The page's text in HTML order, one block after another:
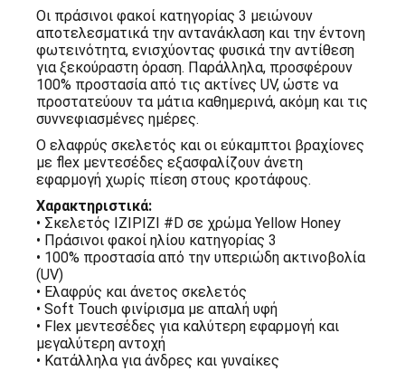
Οι πράσινοι φακοί κατηγορίας 3 μειώνουν
αποτελεσματικά την αντανάκλαση και την έντονη
φωτεινότητα, ενισχύοντας φυσικά την αντίθεση
για ξεκούραστη όραση. Παράλληλα, προσφέρουν
100% προστασία από τις ακτίνες UV, ώστε να
προστατεύουν τα μάτια καθημερινά, ακόμη και τις
συννεφιασμένες ημέρες.
Ο ελαφρύς σκελετός και οι εύκαμπτοι βραχίονες
με flex μεντεσέδες εξασφαλίζουν άνετη
εφαρμογή χωρίς πίεση στους κροτάφους.
Χαρακτηριστικά:
• Σκελετός IZIPIZI #D σε χρώμα Yellow Honey
• Πράσινοι φακοί ηλίου κατηγορίας 3
• 100% προστασία από την υπεριώδη ακτινοβολία
(UV)
• Ελαφρύς και άνετος σκελετός
• Soft Touch φινίρισμα με απαλή υφή
• Flex μεντεσέδες για καλύτερη εφαρμογή και
μεγαλύτερη αντοχή
• Κατάλληλα για άνδρες και γυναίκες